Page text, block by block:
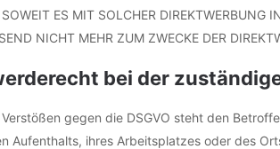
ES MIT SOLCHER DIREKTWERBUNG
NICHT MEHR ZUM ZWECKE DER
bei der
Verstößen gegen die DSGVO steht den
Aufenthalts, ihres Arbeitsplatzes oder des